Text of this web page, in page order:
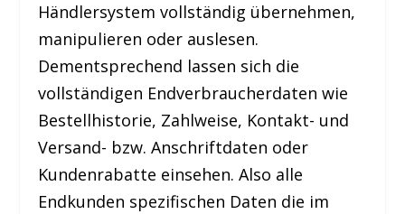
Händlersystem vollständig übernehmen,
manipulieren oder auslesen.
Dementsprechend lassen sich die
vollständigen Endverbraucherdaten wie
Bestellhistorie, Zahlweise, Kontakt- und
Versand- bzw. Anschriftdaten oder
Kundenrabatte einsehen. Also alle
Endkunden spezifischen Daten die im